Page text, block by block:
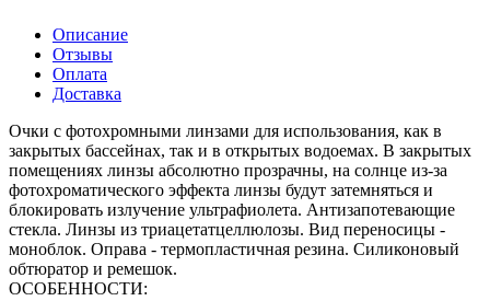
Описание
Отзывы
Оплата
Доставка
Очки с фотохромными линзами для использования, как в
закрытых бассейнах, так и в открытых водоемах. В закрытых
помещениях линзы абсолютно прозрачны, на солнце из-за
фотохроматического эффекта линзы будут затемняться и
блокировать излучение ультрафиолета. Антизапотевающие
стекла. Линзы из триацетатцеллюлозы. Вид переносицы -
моноблок. Оправа - термопластичная резина. Силиконовый
обтюратор и ремешок.
ОСОБЕННОСТИ: